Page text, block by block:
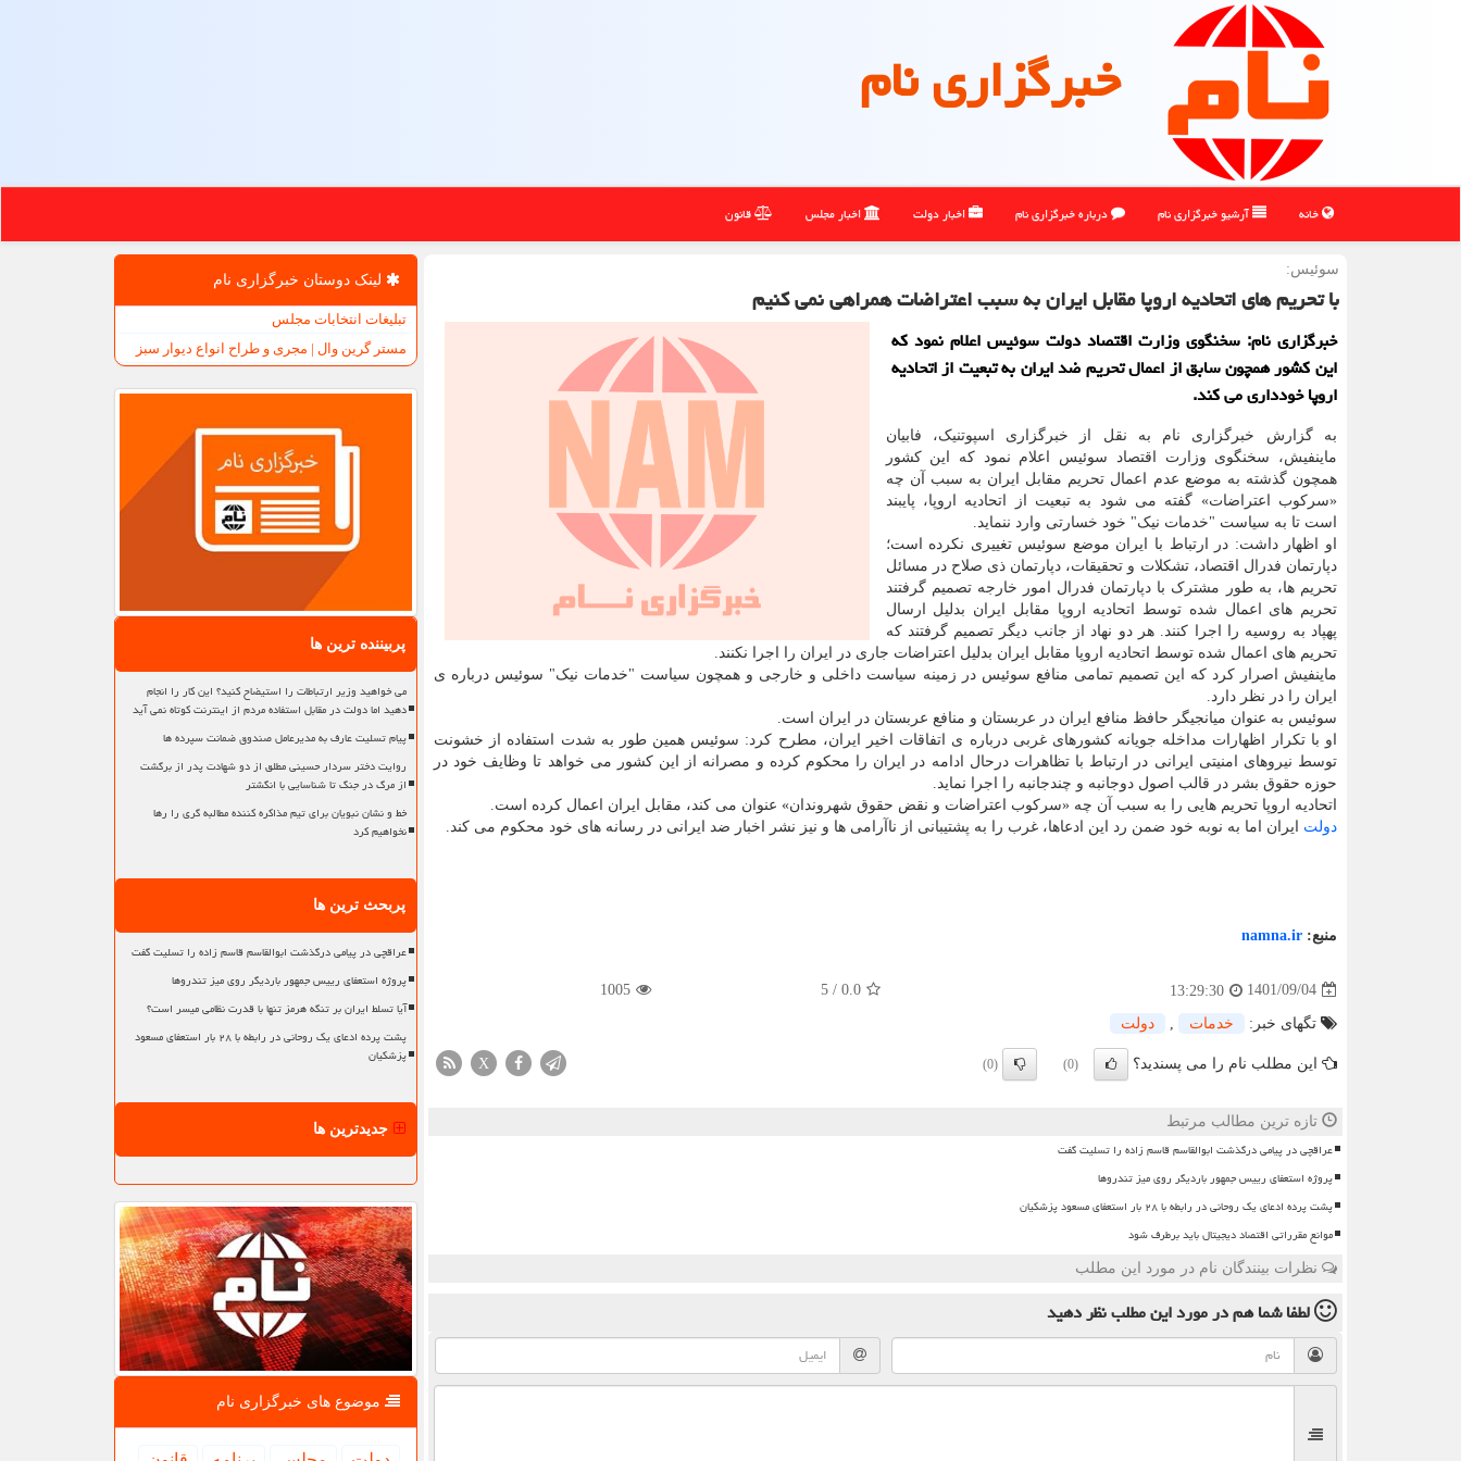
خبرگزاری نام
خانه آرشیو خبرگزاری نام درباره خبرگزاری نام اخبار دولت اخبار مجلس قانون
سوئیس:
با تحریم های اتحادیه اروپا مقابل ایران به سبب اعتراضات همراهی نمی کنیم
خبرگزاری نام: سخنگوی وزارت اقتصاد دولت سوئیس اعلام نمود که
این کشور همچون سابق از اعمال تحریم ضد ایران به تبعیت از اتحادیه
اروپا خودداری می کند.
به گزارش خبرگزاری نام به نقل از خبرگزاری اسپوتنیک، فابیان
ماینفیش، سخنگوی وزارت اقتصاد سوئیس اعلام نمود که این کشور
همچون گذشته به موضع عدم اعمال تحریم مقابل ایران به سبب آن چه
«سرکوب اعتراضات» گفته می شود به تبعیت از اتحادیه اروپا، پایبند
است تا به سیاست "خدمات نیک" خود خسارتی وارد ننماید.
او اظهار داشت: در ارتباط با ایران موضع سوئیس تغییری نکرده است؛
دپارتمان فدرال اقتصاد، تشکلات و تحقیقات، دپارتمان ذی صلاح در مسائل
تحریم ها، به طور مشترک با دپارتمان فدرال امور خارجه تصمیم گرفتند
تحریم های اعمال شده توسط اتحادیه اروپا مقابل ایران بدلیل ارسال
پهپاد به روسیه را اجرا کنند. هر دو نهاد از جانب دیگر تصمیم گرفتند که
تحریم های اعمال شده توسط اتحادیه اروپا مقابل ایران بدلیل اعتراضات جاری در ایران را اجرا نکنند.
ماینفیش اصرار کرد که این تصمیم تمامی منافع سوئیس در زمینه سیاست داخلی و خارجی و همچون سیاست "خدمات نیک" سوئیس درباره ی
ایران را در نظر دارد.
سوئیس به عنوان میانجیگر حافظ منافع ایران در عربستان و منافع عربستان در ایران است.
او با تکرار اظهارات مداخله جویانه کشورهای غربی درباره ی اتفاقات اخیر ایران، مطرح کرد: سوئیس همین طور به شدت استفاده از خشونت
توسط نیروهای امنیتی ایرانی در ارتباط با تظاهرات درحال ادامه در ایران را محکوم کرده و مصرانه از این کشور می خواهد تا وظایف خود در
حوزه حقوق بشر در قالب اصول دوجانبه و چندجانبه را اجرا نماید.
اتحادیه اروپا تحریم هایی را به سبب آن چه «سرکوب اعتراضات و نقض حقوق شهروندان» عنوان می کند، مقابل ایران اعمال کرده است.
دولت ایران اما به نوبه خود ضمن رد این ادعاها، غرب را به پشتیبانی از ناآرامی ها و نیز نشر اخبار ضد ایرانی در رسانه های خود محکوم می کند.
منبع: namna.ir
1401/09/04
13:29:30
0.0
/
5
1005
تگهای خبر: خدمات دولت
این مطلب نام را می پسندید؟ (0)
(0)
X
تازه ترین مطالب مرتبط
عراقچی در پیامی درگذشت ابوالقاسم قاسم زاده را تسلیت گفت
پروژه استعفای رییس جمهور باردیگر روی میز تندروها
پشت پرده ادعای یک روحانی در رابطه با ۲۸ بار استعفای مسعود پزشکیان
موانع مقرراتی اقتصاد دیجیتال باید برطرف شود
نظرات بینندگان نام در مورد این مطلب
لطفا شما همدر مورد این مطلبنظر دهید
لینک دوستان خبرگزاری نام
تبلیغات انتخابات مجلس
مستر گرین وال | مجری و طراح انواع دیوار سبز
پربیننده ترین ها
می خواهید وزیر ارتباطات را استیضاح کنید؟ این کار را انجام
دهید اما دولت در مقابل استفاده مردم از اینترنت کوتاه نمی آید
پیام تسلیت عارف به مدیرعامل صندوق ضمانت سپرده ها
روایت دختر سردار حسینی مطلق از دو شهادت پدر از برگشت
از مرگ در جنگ تا شناسایی با انگشتر
خط و نشان نبویان برای تیم مذاکره کننده مطالبه گری را رها
نخواهیم کرد
پربحث ترین ها
عراقچی در پیامی درگذشت ابوالقاسم قاسم زاده را تسلیت گفت
پروژه استعفای رییس جمهور باردیگر روی میز تندروها
آیا تسلط ایران بر تنگه هرمز تنها با قدرت نظامی میسر است؟
پشت پرده ادعای یک روحانی در رابطه با ۲۸ بار استعفای مسعود
پزشکیان
جدیدترین ها
موضوع های خبرگزاری نام